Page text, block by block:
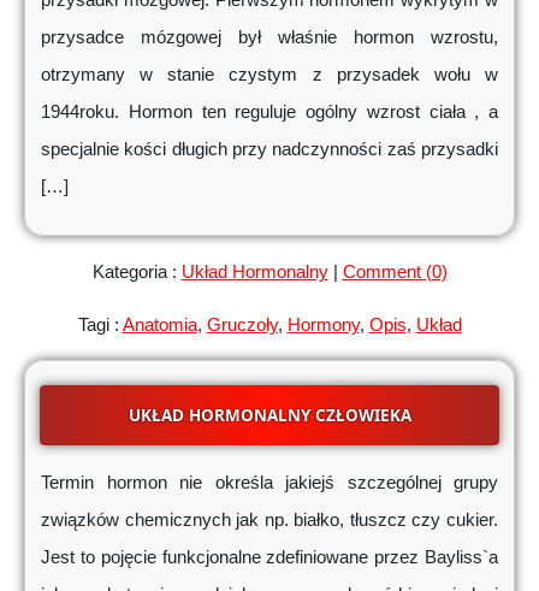
przysadce mózgowej był właśnie hormon wzrostu,
otrzymany w stanie czystym z przysadek wołu w
1944roku. Hormon ten reguluje ogólny wzrost ciała , a
specjalnie kości długich przy nadczynności zaś przysadki
[…]
Kategoria : Układ Hormonalny| Comment (0)
Tagi : Anatomia, Gruczoły, Hormony, Opis, Układ
UKŁAD HORMONALNY CZŁOWIEKA
Termin hormon nie określa jakiejś szczególnej grupy
związków chemicznych jak np. białko, tłuszcz czy cukier.
Jest to pojęcie funkcjonalne zdefiniowane przez Bayliss`a